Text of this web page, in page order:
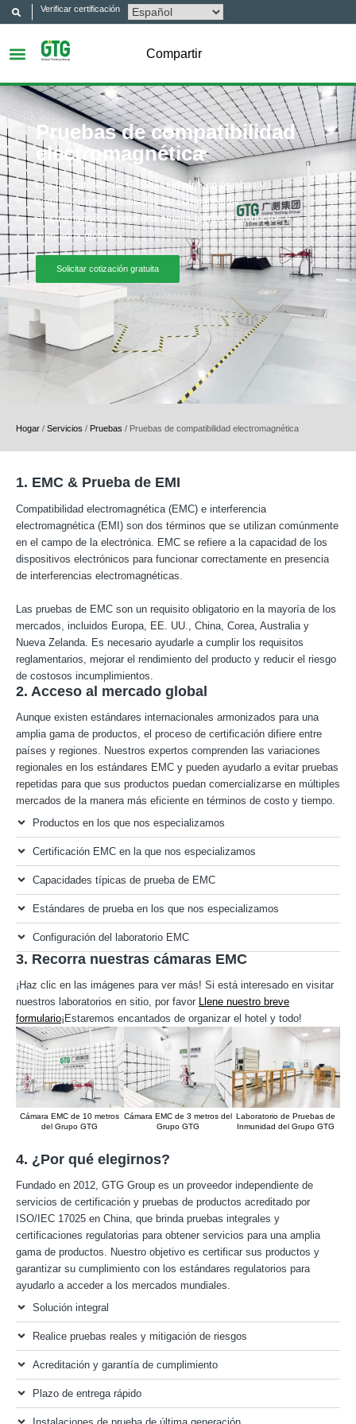
Verificar certificación
Compartir
Pruebas de compatibilidad
electromagnética
Los laboratorios de GTG Group ofrecen pruebas y
certificaciones acreditadas de compatibilidad
electromagnética para una amplia gama de productos y
mercados globales.
Solicitar cotización gratuita
Hogar / Servicios / Pruebas / Pruebas de compatibilidad electromagnética
1. EMC & Prueba de EMI
Compatibilidad electromagnética (EMC) e interferencia
electromagnética (EMI) son dos términos que se utilizan comúnmente
en el campo de la electrónica. EMC se refiere a la capacidad de los
dispositivos electrónicos para funcionar correctamente en presencia
de interferencias electromagnéticas.
Las pruebas de EMC son un requisito obligatorio en la mayoría de los
mercados, incluidos Europa, EE. UU., China, Corea, Australia y
Nueva Zelanda. Es necesario ayudarle a cumplir los requisitos
reglamentarios, mejorar el rendimiento del producto y reducir el riesgo
de costosos incumplimientos.
2. Acceso al mercado global
Aunque existen estándares internacionales armonizados para una
amplia gama de productos, el proceso de certificación difiere entre
países y regiones. Nuestros expertos comprenden las variaciones
regionales en los estándares EMC y pueden ayudarlo a evitar pruebas
repetidas para que sus productos puedan comercializarse en múltiples
mercados de la manera más eficiente en términos de costo y tiempo.
Productos en los que nos especializamos
Certificación EMC en la que nos especializamos
Capacidades típicas de prueba de EMC
Estándares de prueba en los que nos especializamos
Configuración del laboratorio EMC
3. Recorra nuestras cámaras EMC
¡Haz clic en las imágenes para ver más! Si está interesado en visitar
nuestros laboratorios en sitio, por favor Llene nuestro breve
formulario¡Estaremos encantados de organizar el hotel y todo!
Cámara EMC de 10 metros
del Grupo GTG
Cámara EMC de 3 metros del
Grupo GTG
Laboratorio de Pruebas de
Inmunidad del Grupo GTG
4. ¿Por qué elegirnos?
Fundado en 2012, GTG Group es un proveedor independiente de
servicios de certificación y pruebas de productos acreditado por
ISO/IEC 17025 en China, que brinda pruebas integrales y
certificaciones regulatorias para obtener servicios para una amplia
gama de productos. Nuestro objetivo es certificar sus productos y
garantizar su cumplimiento con los estándares regulatorios para
ayudarlo a acceder a los mercados mundiales.
Solución integral
Realice pruebas reales y mitigación de riesgos
Acreditación y garantía de cumplimiento
Plazo de entrega rápido